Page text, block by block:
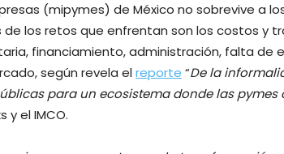
(mipymes) de México no sobrevive a
de los retos que enfrentan son los costos y
financiamiento, administración, falta de
según revela elreporte “De la
para un ecosistema donde las pymes
y el IMCO.